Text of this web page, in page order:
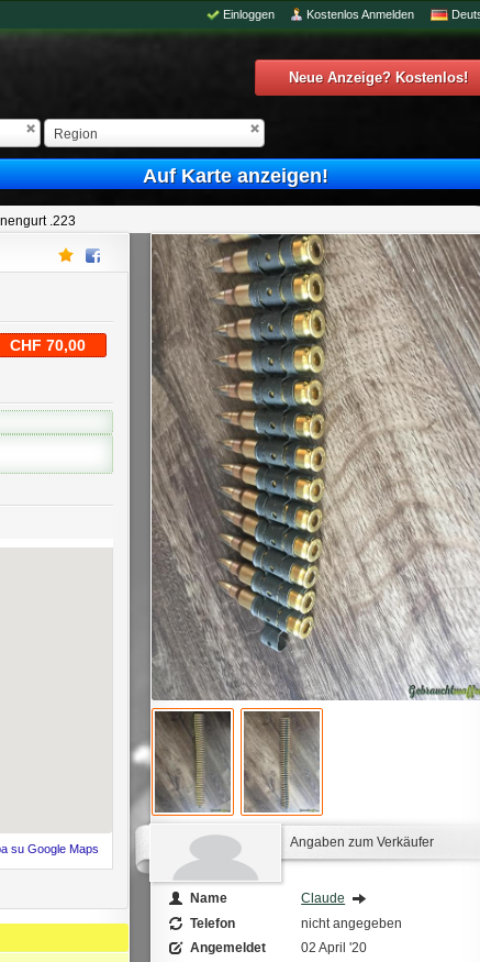
Kostenlos Anmelden
Einloggen
Neue Anzeige? Kostenlos!
Region
Auf Karte anzeigen!
.223
CHF 70,00
su Google Maps Angaben zum Verkäufer
Name
Claude
Telefon
nicht angegeben
Angemeldet
02 April '20